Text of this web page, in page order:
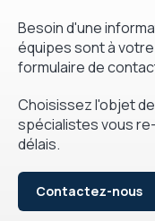
Besoin d'une
équipes sont à
formulaire de
Choisissez l'objet
spécialistes vous
délais.
Contactez-nous